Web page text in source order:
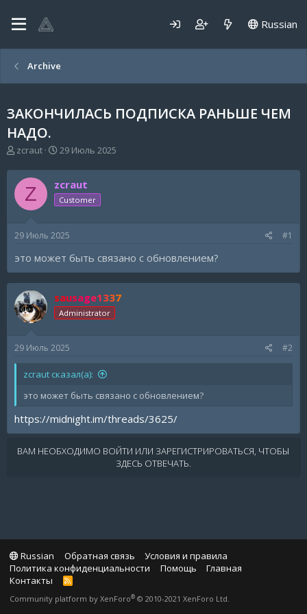
Russian
Archive
ЗАКОНЧИЛАСЬ ПОДПИСКА РАНЬШЕ ЧЕМ
НАДО.
А
т
о
р
т
м
zcraut
Д
т
а
н
а
а
29 Июль 2025
Z zcraut
Customer
29 Июль 2025 #1
это может быть связано с обновлением?
sausage1337
Administrator
29 Июль 2025 #2
zcraut сказал(а):
это может быть связано с обновлением?
https://midnight.im/threads/3625/
ВАМ НЕОБХОДИМО ВОЙТИ ИЛИ ЗАРЕГИСТРИРОВАТЬСЯ, ЧТОБЫ
ЗДЕСЬ ОТВЕЧАТЬ.
Russian Обратная связь
Условия и правила
Политика конфиденциальности
Помощь
Главная
Контакты
R
S
Community platform by XenForo® © 2010-2021 XenForo Ltd.